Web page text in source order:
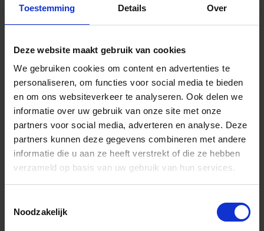
Toestemming Details Over
Deze website maakt gebruik van cookies
We gebruiken cookies om content en advertenties te
personaliseren, om functies voor social media te bieden
en om ons websiteverkeer te analyseren. Ook delen we
informatie over uw gebruik van onze site met onze
partners voor social media, adverteren en analyse. Deze
partners kunnen deze gegevens combineren met andere
informatie die u aan ze heeft verstrekt of die ze hebben
verzameld op basis van uw gebruik van hun services.
Noodzakelijk
MELKMEISJE Voegbord RVS houten greep
280X190MM
Niet op voorraad, levertijd 1 tot meerdere werkdagen
Gtin: 8715629163884,BBMM390230
Artikelnummer merk: MM390230
€ 39,59 incl. BTW
Prijs per 1 Stuk